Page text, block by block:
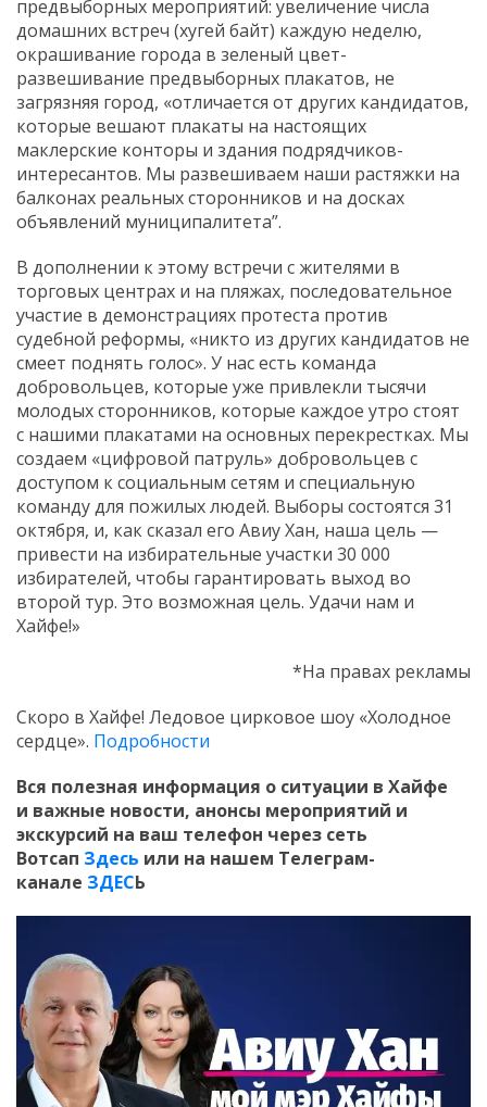
предвыборных мероприятий: увеличение числа
домашних встреч (хугей байт) каждую неделю,
окрашивание города в зеленый цвет-
развешивание предвыборных плакатов, не
загрязняя город, «отличается от других кандидатов,
которые вешают плакаты на настоящих
маклерские конторы и здания подрядчиков-
интересантов. Мы развешиваем наши растяжки на
балконах реальных сторонников и на досках
объявлений муниципалитета”.
В дополнении к этому встречи с жителями в
торговых центрах и на пляжах, последовательное
участие в демонстрациях протеста против
судебной реформы, «никто из других кандидатов не
смеет поднять голос». У нас есть команда
добровольцев, которые уже привлекли тысячи
молодых сторонников, которые каждое утро стоят
с нашими плакатами на основных перекрестках. Мы
создаем «цифровой патруль» добровольцев с
доступом к социальным сетям и специальную
команду для пожилых людей. Выборы состоятся 31
октября, и, как сказал его Авиу Хан, наша цель —
привести на избирательные участки 30 000
избирателей, чтобы гарантировать выход во
второй тур. Это возможная цель. Удачи нам и
Хайфе!»
*На правах рекламы
Скоро в Хайфе! Ледовое цирковое шоу «Холодное
сердце». Подробности
Вся полезная информация о ситуации в Хайфе
и важные новости, анонсы мероприятий и
экскурсий на ваш телефон через сеть
Вотсап Здесь или на нашем Телеграм-
канале ЗДЕСЬ